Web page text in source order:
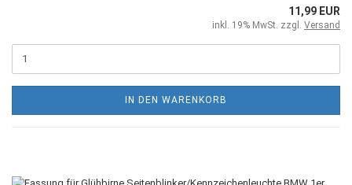
11,99 EUR
inkl. 19% MwSt. zzgl. Versand
IN DEN WARENKORB